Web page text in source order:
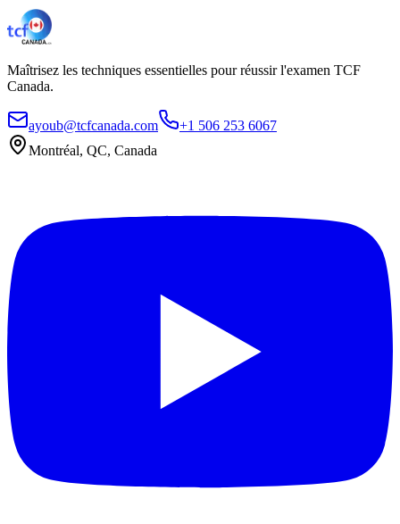
Maîtrisez les techniques essentielles pour réussir l'examen TCF
Canada.
ayoub@tcfcanada.com
+1 506 253 6067
Montréal, QC, Canada